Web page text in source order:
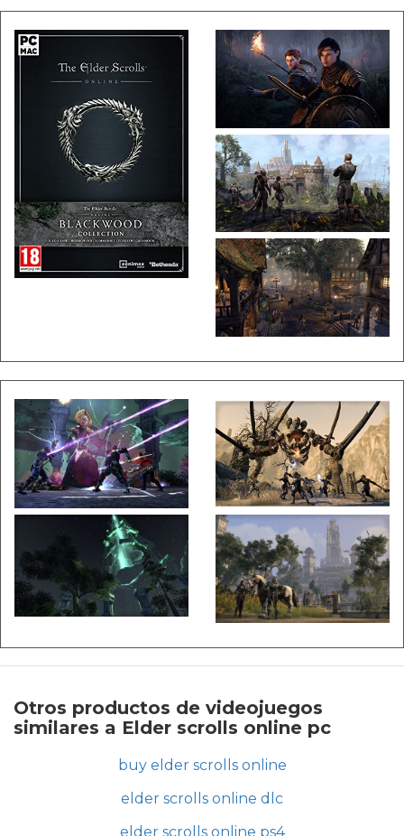
Otros productos de videojuegos
similares a Elder scrolls online pc
buy elder scrolls online
elder scrolls online dlc
elder scrolls online ps4